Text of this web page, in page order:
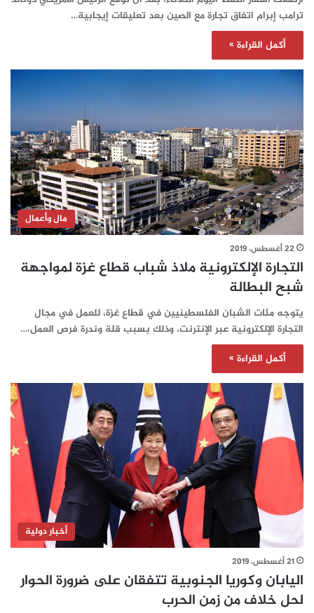
ترامب إبرام اتفاق تجارة مع الصين بعد تعليقات إيجابية…
أكمل القراءة »
مال وأعمال
22 أغسطس، 2019
التجارة الإلكترونية ملاذ شباب قطاع غزة لمواجهة
شبح البطالة
يتوجه مئات الشبان الفلسطينيين في قطاع غزة، للعمل في مجال
التجارة الإلكترونية عبر الإنترنت، وذلك بسبب قلة وندرة فرص العمل،…
أكمل القراءة »
أخبار دولية
21 أغسطس، 2019
اليابان وكوريا الجنوبية تتفقان على ضرورة الحوار
لحل خلاف من زمن الحرب‎